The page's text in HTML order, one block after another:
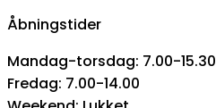
Åbningstider
Mandag-torsdag: 7.00-15.30
Fredag: 7.00-14.00